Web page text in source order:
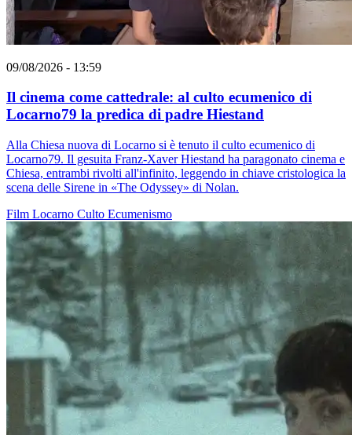
09/08/2026 - 13:59
Il cinema come cattedrale: al culto ecumenico di
Locarno79 la predica di padre Hiestand
Alla Chiesa nuova di Locarno si è tenuto il culto ecumenico di
Locarno79. Il gesuita Franz-Xaver Hiestand ha paragonato cinema e
Chiesa, entrambi rivolti all'infinito, leggendo in chiave cristologica la
scena delle Sirene in «The Odyssey» di Nolan.
Film Locarno Culto Ecumenismo